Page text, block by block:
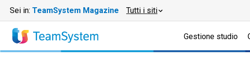
Sei in: TeamSystem Magazine Tutti i siti
Gestione studio